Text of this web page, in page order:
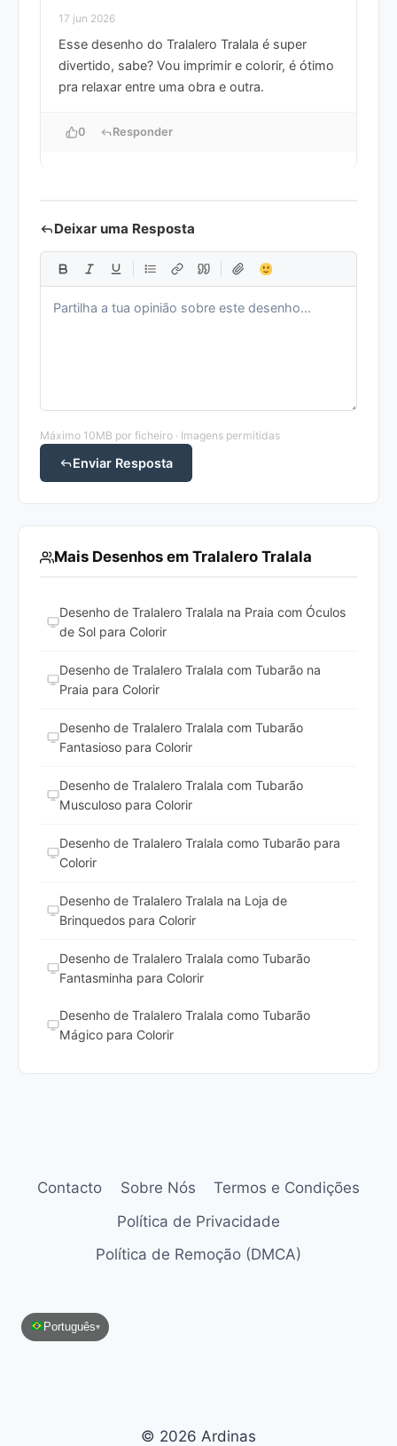
17 jun 2026
Esse desenho do Tralalero Tralala é super
divertido, sabe? Vou imprimir e colorir, é ótimo
pra relaxar entre uma obra e outra.
0 Responder
Deixar uma Resposta
Máximo 10MB por ficheiro · Imagens permitidas
Enviar Resposta
Mais Desenhos em Tralalero Tralala
Desenho de Tralalero Tralala na Praia com Óculos
de Sol para Colorir
Desenho de Tralalero Tralala com Tubarão na
Praia para Colorir
Desenho de Tralalero Tralala com Tubarão
Fantasioso para Colorir
Desenho de Tralalero Tralala com Tubarão
Musculoso para Colorir
Desenho de Tralalero Tralala como Tubarão para
Colorir
Desenho de Tralalero Tralala na Loja de
Brinquedos para Colorir
Desenho de Tralalero Tralala como Tubarão
Fantasminha para Colorir
Desenho de Tralalero Tralala como Tubarão
Mágico para Colorir
Contacto Sobre Nós
Termos e Condições
Política de Privacidade
Política de Remoção (DMCA)
Português▾
© 2026 Ardinas